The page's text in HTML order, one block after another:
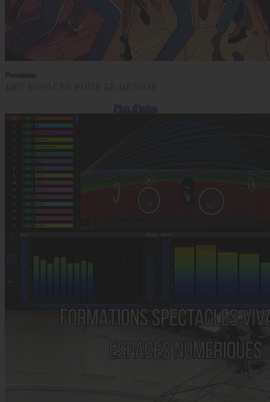
Prestations
Plus d'infos